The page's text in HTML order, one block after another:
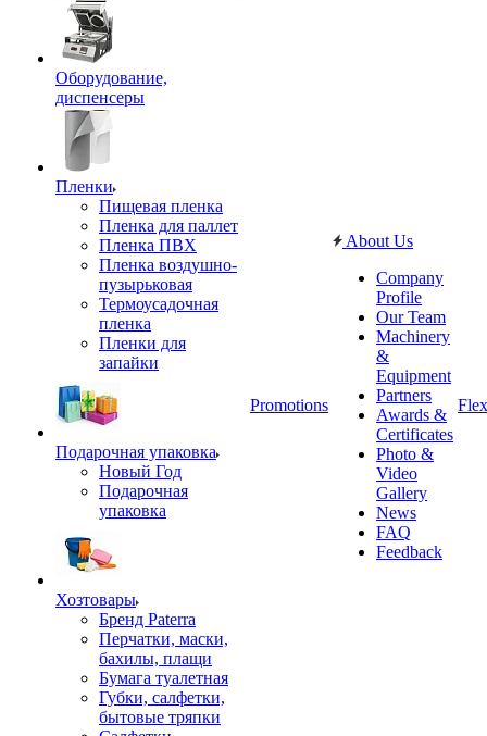
Оборудование,
диспенсеры
Пленки
Пищевая пленка
Пленка для паллет
Пленка ПВХ
Пленка воздушно-
пузырьковая
Термоусадочная
пленка
Пленки для
запайки
Подарочная упаковка
Новый Год
Подарочная
упаковка
Хозтовары
Бренд Paterra
Перчатки, маски,
бахилы, плащи
Бумага туалетная
Губки, салфетки,
бытовые тряпки
Promotions
About Us
Company
Profile
Our Team
Machinery
&
Equipment
Partners
Awards &
Certificates
Photo &
Video
Gallery
News
FAQ
Feedback